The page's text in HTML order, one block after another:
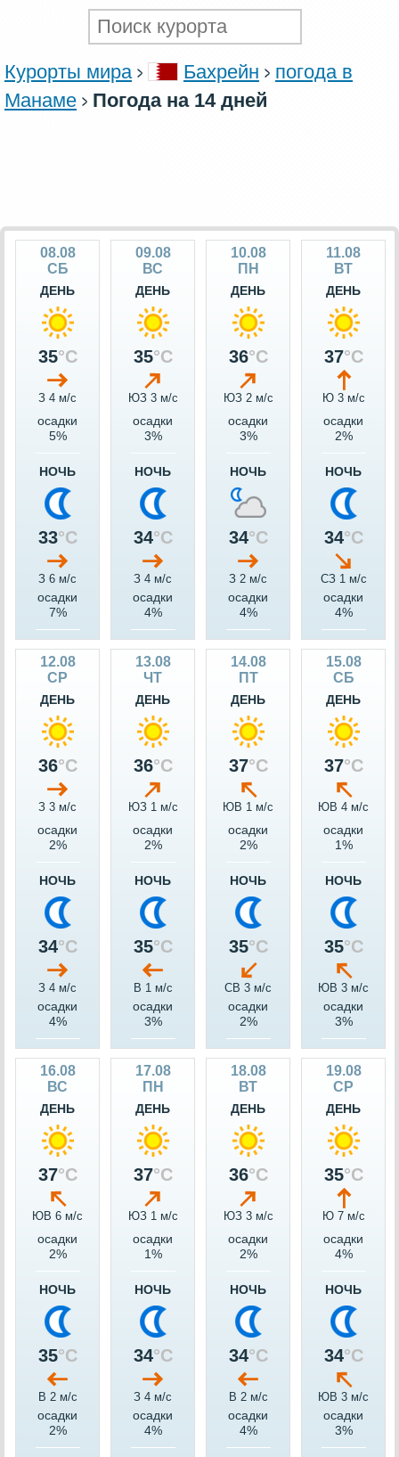
Курорты мира Бахрейн
погода в
Манаме
Погода на 14 дней
08.08
СБ
ДЕНЬ
35°C
З 4 м/c
осадки
5%
НОЧЬ
33°C
З 6 м/c
осадки
7%
09.08
ВС
ДЕНЬ
35°C
ЮЗ 3 м/c
осадки
3%
НОЧЬ
34°C
З 4 м/c
осадки
4%
10.08
ПН
ДЕНЬ
36°C
ЮЗ 2 м/c
осадки
3%
НОЧЬ
34°C
З 2 м/c
осадки
4%
11.08
ВТ
ДЕНЬ
37°C
Ю 3 м/c
осадки
2%
НОЧЬ
34°C
СЗ 1 м/c
осадки
4%
12.08
СР
ДЕНЬ
36°C
З 3 м/c
осадки
2%
НОЧЬ
34°C
З 4 м/c
осадки
4%
13.08
ЧТ
ДЕНЬ
36°C
ЮЗ 1 м/c
осадки
2%
НОЧЬ
35°C
В 1 м/c
осадки
3%
14.08
ПТ
ДЕНЬ
37°C
ЮВ 1 м/c
осадки
2%
НОЧЬ
35°C
СВ 3 м/c
осадки
2%
15.08
СБ
ДЕНЬ
37°C
ЮВ 4 м/c
осадки
1%
НОЧЬ
35°C
ЮВ 3 м/c
осадки
3%
16.08
ВС
ДЕНЬ
37°C
ЮВ 6 м/c
осадки
2%
НОЧЬ
35°C
В 2 м/c
осадки
2%
17.08
ПН
ДЕНЬ
37°C
ЮЗ 1 м/c
осадки
1%
НОЧЬ
34°C
З 4 м/c
осадки
4%
18.08
ВТ
ДЕНЬ
36°C
ЮЗ 3 м/c
осадки
2%
НОЧЬ
34°C
В 2 м/c
осадки
4%
19.08
СР
ДЕНЬ
35°C
Ю 7 м/c
осадки
4%
НОЧЬ
34°C
ЮВ 3 м/c
осадки
3%